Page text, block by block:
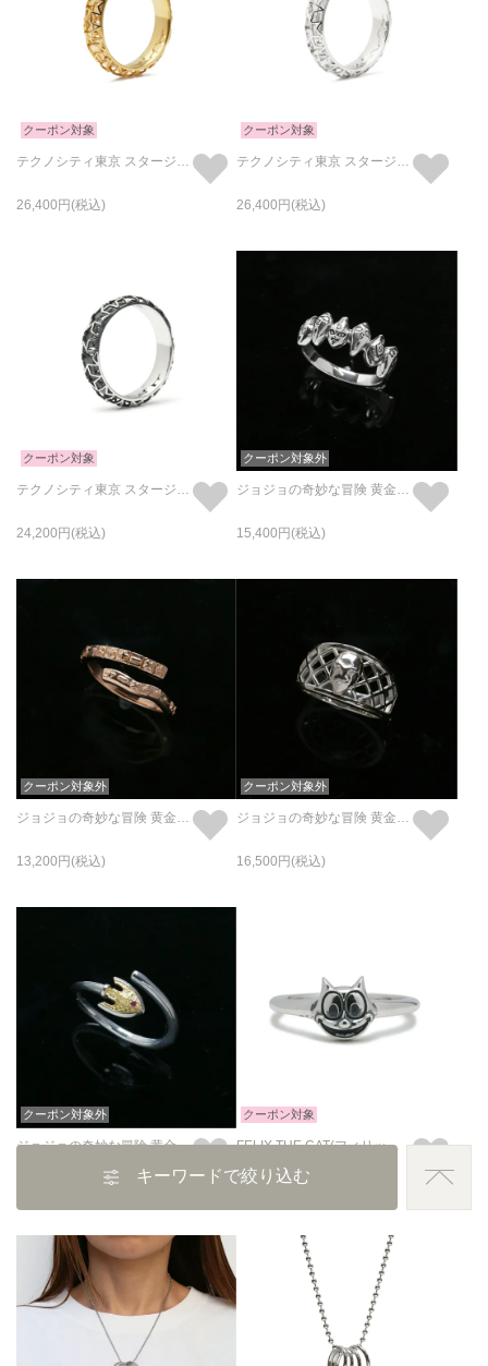
キーワードで絞り込む
クーポン対象
26,400
クーポン対象
26,400
クーポン対象
テクノシティ東京 スタージュエリーリング/指輪 シルバー / 単品
24,200
クーポン対象外
ジョジョの奇妙な冒険 黄金の風 S・P リング / 指輪
15,400
クーポン対象外
ジョジョの奇妙な冒険 黄金の風 S・G リング / 指輪
13,200
クーポン対象外
ジョジョの奇妙な冒険 黄金の風 K・C リング/指輪
16,500
クーポン対象外
ジョジョの奇妙な冒険 黄金の風 スタンドの矢 リング/指輪
クーポン対象
FELIX THE CAT(フィリックス ザ キャット) フェイスリング / 指輪
17,600